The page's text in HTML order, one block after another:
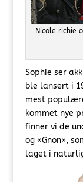
Nicole richie
Sophie ser
ble lansert i
mest
kommet nye
finner vi de
og «Gnon»,
laget i